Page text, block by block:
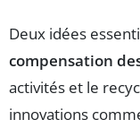
Deux idées
compensation
activités et le
innovations